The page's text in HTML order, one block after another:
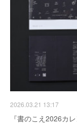
2026.03.21 13:17
『書のこえ2026カ